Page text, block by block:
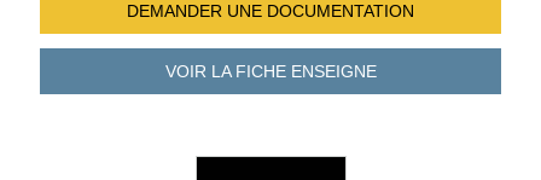
DEMANDER UNE DOCUMENTATION
VOIR LA FICHEENSEIGNE